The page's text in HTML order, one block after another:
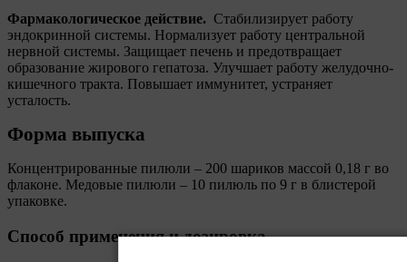
Фармакологическое действие. Стабилизирует работу
эндокринной системы. Нормализует работу центральной
нервной системы. Защищает печень и предотвращает
образование жирового гепатоза. Улучшает работу желудочно-
кишечного тракта. Повышает иммунитет, устраняет
усталость.
Форма выпуска
Концентрированные пилюли – 200 шариков массой 0,18 г во
флаконе. Медовые пилюли – 10 пилюль по 9 г в блистерой
упаковке.
Способ применения и дозировка